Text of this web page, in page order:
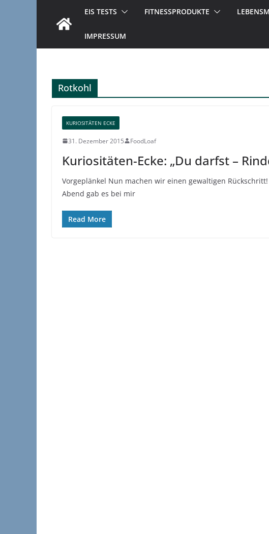
EIS TESTS FITNESSPRODUKTE
IMPRESSUM
Rotkohl
KURIOSITÄTEN ECKE
31. Dezember 2015 FoodLoaf
Kuriositäten-Ecke: „Du darfst –
Vorgeplänkel Nun machen wir einen gewaltigen
Abend gab es bei mir
Read More